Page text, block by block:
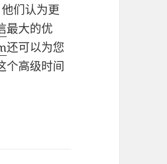
们认为更
最大的优
还可以为您
个高级时间